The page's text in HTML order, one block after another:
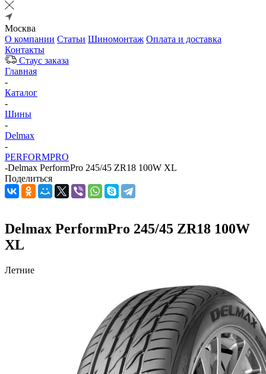
Москва
О компании Статьи Шиномонтаж Оплата и доставка
Контакты
Стаус заказа
Главная
-
Каталог
-
Шины
-
Delmax
-
PERFORMPRO
-Delmax PerformPro 245/45 ZR18 100W XL
Поделиться
Delmax PerformPro 245/45 ZR18 100W
XL
Летние